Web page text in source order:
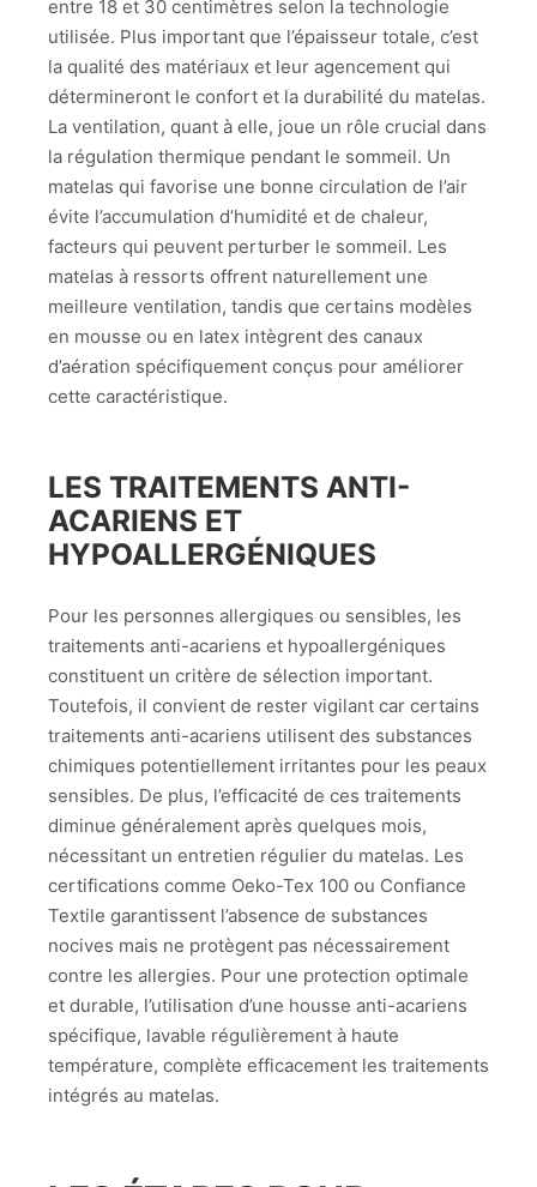
entre 18 et 30 centimètres selon la technologie
utilisée. Plus important que l’épaisseur totale, c’est
la qualité des matériaux et leur agencement qui
détermineront le confort et la durabilité du matelas.
La ventilation, quant à elle, joue un rôle crucial dans
la régulation thermique pendant le sommeil. Un
matelas qui favorise une bonne circulation de l’air
évite l’accumulation d’humidité et de chaleur,
facteurs qui peuvent perturber le sommeil. Les
matelas à ressorts offrent naturellement une
meilleure ventilation, tandis que certains modèles
en mousse ou en latex intègrent des canaux
d’aération spécifiquement conçus pour améliorer
cette caractéristique.
LES TRAITEMENTS ANTI-
ACARIENS ET
HYPOALLERGÉNIQUES
Pour les personnes allergiques ou sensibles, les
traitements anti-acariens et hypoallergéniques
constituent un critère de sélection important.
Toutefois, il convient de rester vigilant car certains
traitements anti-acariens utilisent des substances
chimiques potentiellement irritantes pour les peaux
sensibles. De plus, l’efficacité de ces traitements
diminue généralement après quelques mois,
nécessitant un entretien régulier du matelas. Les
certifications comme Oeko-Tex 100 ou Confiance
Textile garantissent l’absence de substances
nocives mais ne protègent pas nécessairement
contre les allergies. Pour une protection optimale
et durable, l’utilisation d’une housse anti-acariens
spécifique, lavable régulièrement à haute
température, complète efficacement les traitements
intégrés au matelas.